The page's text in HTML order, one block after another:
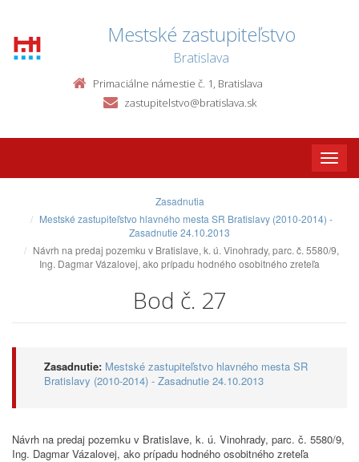
Mestské zastupiteľstvo
Bratislava
Primaciálne námestie č. 1, Bratislava
zastupitelstvo@bratislava.sk
Toggle
Zasadnutia
Mestské zastupiteľstvo hlavného mesta SR Bratislavy (2010-2014) -
Zasadnutie 24.10.2013
Návrh na predaj pozemku v Bratislave, k. ú. Vinohrady, parc. č. 5580/9,
Ing. Dagmar Vázalovej, ako prípadu hodného osobitného zreteľa
Bod č. 27
Zasadnutie: Mestské zastupiteľstvo hlavného mesta SR
Bratislavy (2010-2014) - Zasadnutie 24.10.2013
Návrh na predaj pozemku v Bratislave, k. ú. Vinohrady, parc. č. 5580/9,
Ing. Dagmar Vázalovej, ako prípadu hodného osobitného zreteľa